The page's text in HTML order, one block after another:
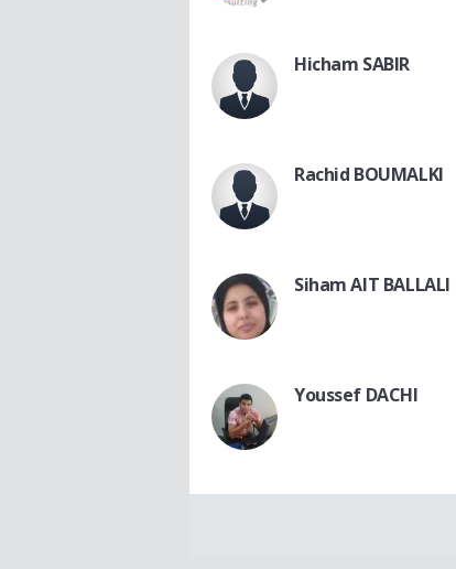
Hicham SABIR
Rachid BOUMALKI
Siham AIT BALLALI
Youssef DACHI